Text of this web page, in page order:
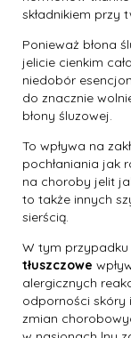
składnikiem przy
Ponieważ błona
jelicie cienkim
niedobór
do znacznie
błony śluzowej.
To wpływa na
pochłaniania jak
na choroby jelit
to także innych
sierścią.
W tym przypadku
tłuszczowe
alergicznych
odporności skóry
zmian